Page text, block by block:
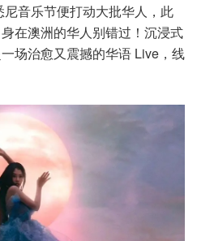
音乐节便打动大批华人，此
在澳洲的华人别错过！沉浸式
场治愈又震撼的华语 Live，线